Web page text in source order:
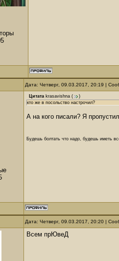
Дата: Четверг, 09.03.2017, 20:19 |
Цитата krasavishna (
)
кто же в посольство настрочил?
А на кого писали? Я
Будешь болтать что надо, будешь иметь
Дата: Четверг, 09.03.2017, 20:20 |
Всем прЮвеД